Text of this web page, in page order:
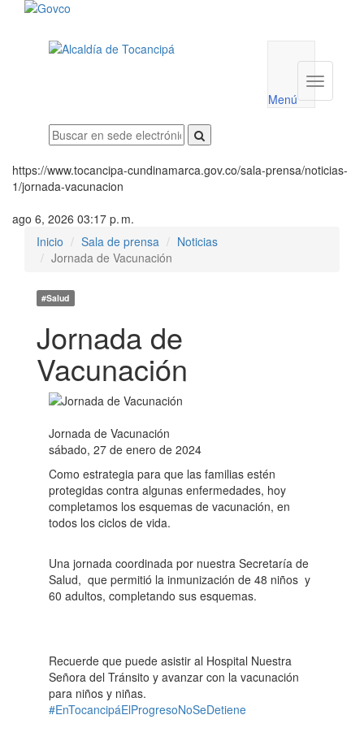
utilidades
Menú
Menú
https://www.tocancipa-cundinamarca.gov.co/sala-prensa/noticias-
1/jornada-vacunacion
ago 6, 2026 03:17 p. m.
Inicio
Sala de prensa
Noticias
Jornada de Vacunación
#Salud
Jornada de
Vacunación
Jornada de Vacunación
sábado, 27 de enero de 2024
Como estrategia para que las familias estén
protegidas contra algunas enfermedades, hoy
completamos los esquemas de vacunación, en
todos los ciclos de vida.
Una jornada coordinada por nuestra Secretaría de
Salud, que permitió la inmunización de 48 niños y
60 adultos, completando sus esquemas.
Recuerde que puede asistir al Hospital Nuestra
Señora del Tránsito y avanzar con la vacunación
para niños y niñas.
#EnTocancipáElProgresoNoSeDetiene